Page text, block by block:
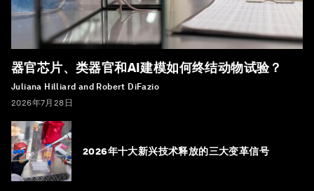
器官芯片、类器官和AI建模如何终结动物试验？
Juliana Hilliard and Robert DiFazio
2026年7月28日
2026年十大新兴技术释放的三大变革信号